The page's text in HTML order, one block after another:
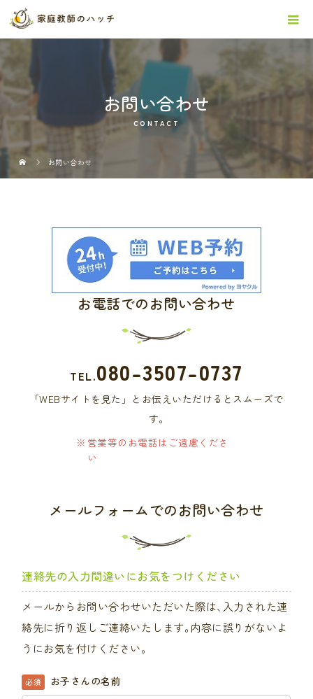
お問い合わせ
CONTACT
お問い合わせ
お電話でのお問い合わせ
TEL.080-3507-0737
「WEBサイトを見た」とお伝えいただけるとスムーズで
す｡
営業等のお電話はご遠慮くださ
い
メールフォームでのお問い合わせ
連絡先の入力間違いにお気をつけください
メールからお問い合わせいただいた際は､入力された連
絡先に折り返しご連絡いたします｡内容に誤りがないよ
うにお気を付けください｡
必須 お子さんの名前